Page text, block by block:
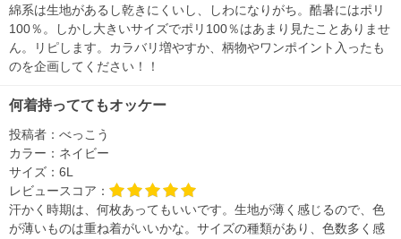
綿系は生地があるし乾きにくいし、しわになりがち。酷暑にはポリ
100％。しかし大きいサイズでポリ100％はあまり見たことありませ
ん。リピします。カラバリ増やすか、柄物やワンポイント入ったも
のを企画してください！！
何着持っててもオッケー
投稿者： べっこう
カラー： ネイビー
サイズ： 6L
レビュースコア：
汗かく時期は、何枚あってもいいです。生地が薄く感じるので、色
が薄いものは重ね着がいいかな。サイズの種類があり、色数多く感